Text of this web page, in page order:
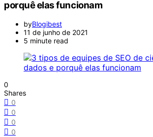
porquê elas funcionam
byBlogibest
11 de junho de 2021
5 minute read
0
Shares
0
0
0
0